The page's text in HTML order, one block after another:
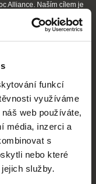
funkcí
využíváme
web používáte,
média, inzerci a
s
nebo které
služby.
Alliance. Naším cílem je
DOK Leipzig